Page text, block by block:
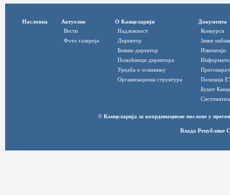
Насловна Актуелно
Вести
Фото галерија
О Канцеларији
Надлежност
Директор
Бивши директор
Помоћници директора
Уредба о оснивању
Организациона структура
Документа
Конкурси
Јавне
Извештаји
Позиција
Буџет
© Канцеларија за координационе послове у
Влада Републике